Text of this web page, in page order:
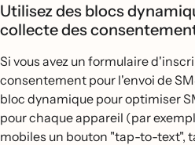
Utilisez des blocs
collecte des
Si vous avez un formulaire
consentement pour l'envoi de
bloc dynamique pour optimiser
pour chaque appareil (par
mobiles un bouton "tap-to-text",